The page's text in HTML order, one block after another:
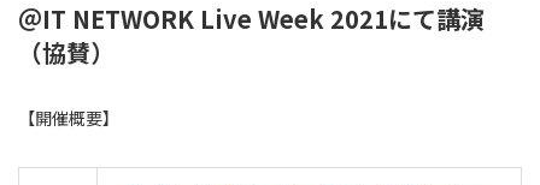
新着情報
＠IT NETWORK Live Week 2021にて講演
（協賛）
【開催概要】